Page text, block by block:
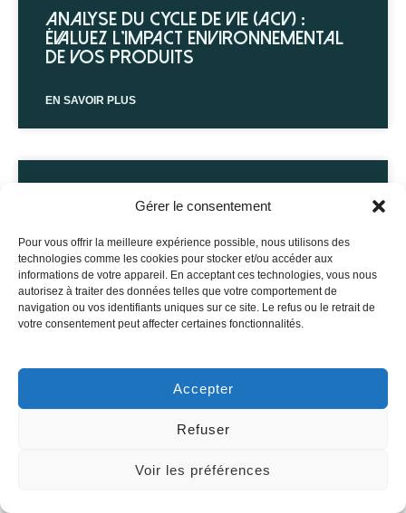
Gérer le consentement
Pour vous offrir la meilleure expérience possible, nous utilisons des
technologies comme les cookies pour stocker et/ou accéder aux
informations de votre appareil. En acceptant ces technologies, vous nous
autorisez à traiter des données telles que votre comportement de
navigation ou vos identifiants uniques sur ce site. Le refus ou le retrait de
votre consentement peut affecter certaines fonctionnalités.
Accepter
Refuser
Voir les préférences
Analyse du cycle de vie (ACV) :
évaluez l’impact environnemental
de vos produits
EN SAVOIR PLUS
Centrale photovoltaïque : étude
de faisabilité et accompagnement
à l’installation
Parlons de vos enjeux industriels